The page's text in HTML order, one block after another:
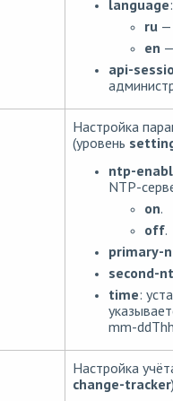
language
ru —
en
api-
Настройка
(уровень
ntp-
NTP-
on.
off.
primary-
second-
time:
mm-
Настройка
change-tracker